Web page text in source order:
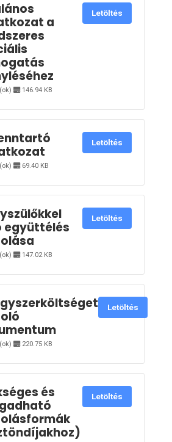
a
146.94 KB
Letöltés
69.40 KB
Letöltés
együttélés
147.02 KB
Letöltés
220.75 KB
Letöltés
és
Letöltés